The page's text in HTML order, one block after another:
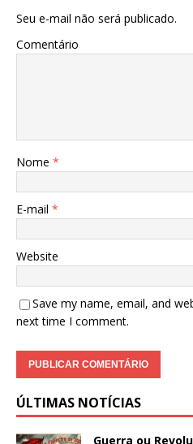
Seu e-mail não será publicado.
Comentário
Nome *
E-mail *
Website
Save my name, email, and
next time I comment.
ÚLTIMAS NOTÍCIAS
Guerra ou